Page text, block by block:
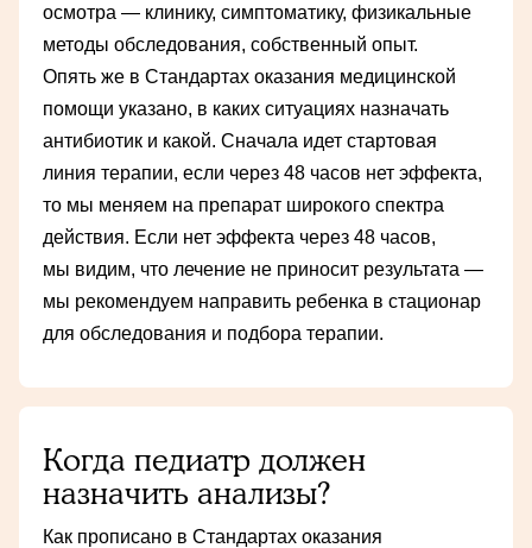
осмотра — клинику, симптоматику, физикальные
методы обследования, собственный опыт.
Опять же в Стандартах оказания медицинской
помощи указано, в каких ситуациях назначать
антибиотик и какой. Сначала идет стартовая
линия терапии, если через 48 часов нет эффекта,
то мы меняем на препарат широкого спектра
действия. Если нет эффекта через 48 часов,
мы видим, что лечение не приносит результата —
мы рекомендуем направить ребенка в стационар
для обследования и подбора терапии.
Когда педиатр должен
назначить анализы?
Как прописано в Стандартах оказания